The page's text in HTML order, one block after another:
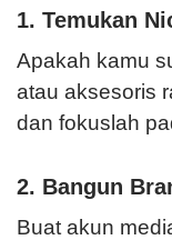
1. Temukan
Apakah kamu
atau aksesoris
dan fokuslah
2. Bangun
Buat akun